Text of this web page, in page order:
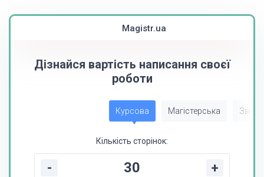
Magistr.ua
Дізнайся вартість написання своєї
роботи
Курсова Магістерська Звіт
Кількість сторінок:
- +